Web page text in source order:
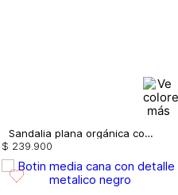
Sandalia plana orgánica con brillo
$ 239.900